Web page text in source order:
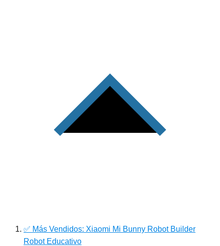
✅ Más Vendidos: Xiaomi Mi Bunny Robot Builder
Robot Educativo